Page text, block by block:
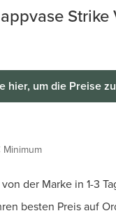
Strike
hier, um die Preise
der Marke in 1-3
besten Preis auf